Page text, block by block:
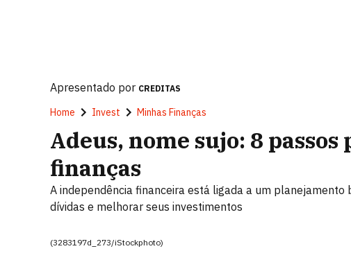
Apresentado por CREDITAS
Home Invest Minhas Finanças
Adeus, nome sujo: 8
finanças
A independência financeira está ligada a um
dívidas e melhorar seus investimentos
(3283197d_273/iStockphoto)